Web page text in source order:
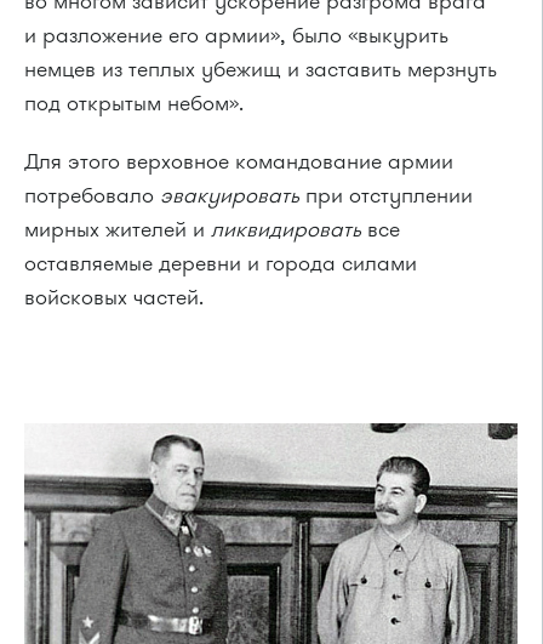
и разложение его армии», было «выкурить
немцев из теплых убежищ и заставить мерзнуть
под открытым небом».
Для этого верховное командование армии
потребовало эвакуировать при отступлении
мирных жителей и ликвидировать все
оставляемые деревни и города силами
войсковых частей.